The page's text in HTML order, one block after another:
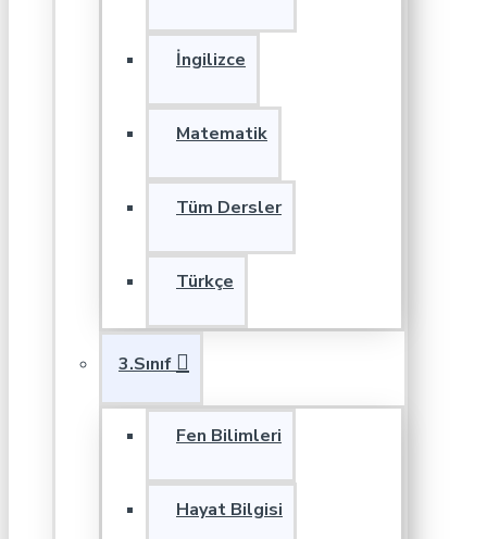
İngilizce
Matematik
Tüm Dersler
Türkçe
3.Sınıf
Fen Bilimleri
Hayat Bilgisi